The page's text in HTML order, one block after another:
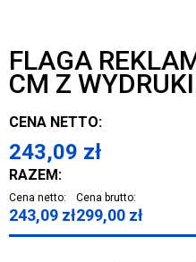
FLAGA
CM Z
CENA NETTO:
243,09 zł
RAZEM:
Cena netto:
243,09 zł
Cena brutto:
299,00 zł